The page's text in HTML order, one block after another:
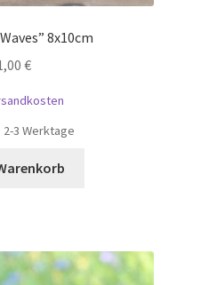
8x10cm
€
2-3 Werktage